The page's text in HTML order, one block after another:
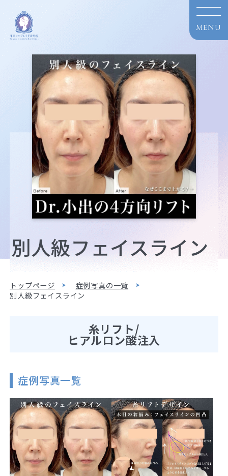
別人級フェイスライン
トップページ
症例写真の一覧
別人級フェイスライン
糸リフト/
ヒアルロン酸注入
症例写真一覧